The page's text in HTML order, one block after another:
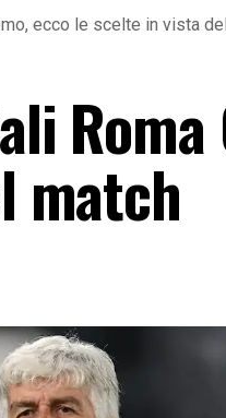
ecco le scelte in vista
Roma
match